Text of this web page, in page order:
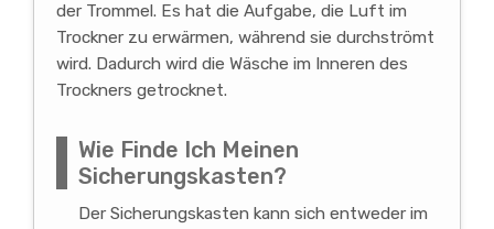
der Trommel. Es hat die Aufgabe, die Luft im
Trockner zu erwärmen, während sie durchströmt
wird. Dadurch wird die Wäsche im Inneren des
Trockners getrocknet.
Wie Finde Ich Meinen
Sicherungskasten?
Der Sicherungskasten kann sich entweder im